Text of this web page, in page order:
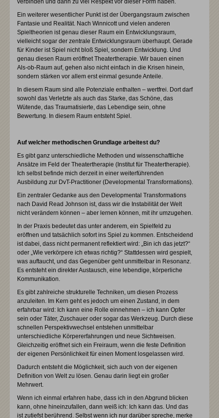
verbinden und dann zu viel Respekt vor dieser Form haben.
Ein weiterer wesentlicher Punkt ist der Übergangsraum zwischen
Fantasie und Realität. Nach Winnicott und vielen anderen
Spieltheorien ist genau dieser Raum ein Entwicklungsraum,
vielleicht sogar der zentrale Entwicklungsraum überhaupt. Gerade
für Kinder ist Spiel nicht bloß Spiel, sondern Entwicklung. Und
genau diesen Raum eröffnet Theatertherapie. Wir bauen einen
Als-ob-Raum auf, gehen also nicht einfach in die Krisen hinein,
sondern stärken vor allem erst einmal gesunde Anteile.
In diesem Raum sind alle Potenziale enthalten – wertfrei. Dort darf
sowohl das Verletzte als auch das Starke, das Schöne, das
Wütende, das Traumatisierte, das Lebendige sein, ohne
Bewertung. In diesem Raum entsteht Spiel.
Auf welcher methodischen Grundlage arbeitest du?
Es gibt ganz unterschiedliche Methoden und wissenschaftliche
Ansätze im Feld der Theatertherapie (Institut für Theatertherapie).
Ich selbst befinde mich derzeit in einer weiterführenden
Ausbildung zur DvT-Practitioner (Developmental Transformations).
Ein zentraler Gedanke aus den Developmental Transformations
nach David Read Johnson ist, dass wir die Instabilität der Welt
nicht verändern können – aber lernen können, mit ihr umzugehen.
In der Praxis bedeutet das unter anderem, ein Spielfeld zu
eröffnen und tatsächlich sofort ins Spiel zu kommen. Entscheidend
ist dabei, dass nicht permanent reflektiert wird: „Bin ich das jetzt?“
oder „Wie verkörpere ich etwas richtig?“ Stattdessen wird gespielt,
was auftaucht, und das Gegenüber geht unmittelbar in Resonanz.
Es entsteht ein direkter Austausch, eine lebendige, körperliche
Kommunikation.
Es gibt zahlreiche strukturelle Techniken, um diesen Prozess
anzuleiten. Im Kern geht es jedoch um einen Zustand, in dem
erfahrbar wird: Ich kann eine Rolle einnehmen – ich kann Opfer
sein oder Täter, Zuschauer oder sogar das Werkzeug. Durch diese
schnellen Perspektivwechsel entstehen unmittelbar
unterschiedliche Körpererfahrungen und neue Sichtweisen.
Gleichzeitig eröffnet sich ein Freiraum, wenn die feste Definition
der eigenen Persönlichkeit für einen Moment losgelassen wird.
Dadurch entsteht die Möglichkeit, sich auch von der eigenen
Definition von Welt zu lösen. Genau darin liegt ein großer
Mehrwert.
Wenn ich einmal erfahren habe, dass ich in den Abgrund blicken
kann, ohne hineinzufallen, dann weiß ich: Ich kann das. Und das
ist zutiefst berührend. Selbst wenn ich nur darüber spreche, merke